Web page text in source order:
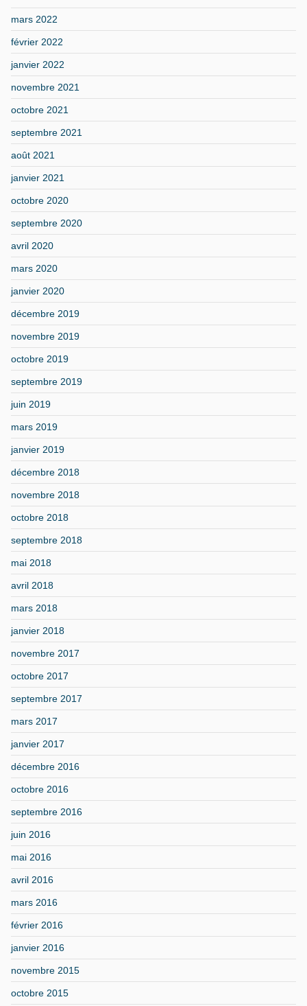
mars 2022
février 2022
janvier 2022
novembre 2021
octobre 2021
septembre 2021
août 2021
janvier 2021
octobre 2020
septembre 2020
avril 2020
mars 2020
janvier 2020
décembre 2019
novembre 2019
octobre 2019
septembre 2019
juin 2019
mars 2019
janvier 2019
décembre 2018
novembre 2018
octobre 2018
septembre 2018
mai 2018
avril 2018
mars 2018
janvier 2018
novembre 2017
octobre 2017
septembre 2017
mars 2017
janvier 2017
décembre 2016
octobre 2016
septembre 2016
juin 2016
mai 2016
avril 2016
mars 2016
février 2016
janvier 2016
novembre 2015
octobre 2015